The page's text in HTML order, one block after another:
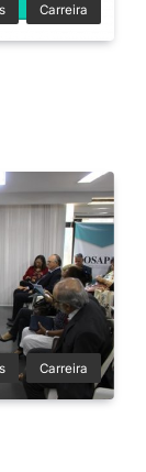
Carreira
Carreira